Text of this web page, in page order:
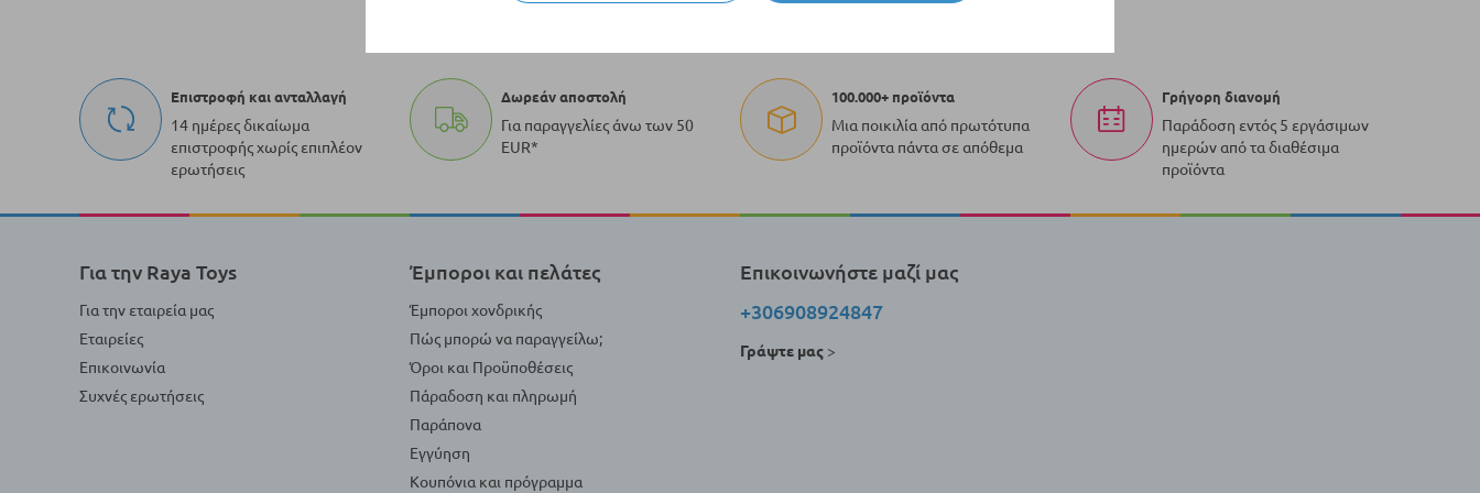
Επιστροφή και ανταλλαγή
14 ημέρες δικαίωμα
επιστροφής χωρίς επιπλέον
ερωτήσεις
Δωρεάν αποστολή
Για παραγγελίες άνω των 50
EUR*
100.000+ προϊόντα
Μια ποικιλία από πρωτότυπα
προϊόντα πάντα σε απόθεμα
Γρήγορη διανομή
Παράδοση εντός 5 εργάσιμων
ημερών από τα διαθέσιμα
προϊόντα
Για την Raya Toys
Για την εταιρεία μας
Εταιρείες
Επικοινωνία
Συχνές ερωτήσεις
Έμποροι και πελάτες
Έμποροι χονδρικής
Πώς μπορώ να παραγγείλω;
Όροι και Προϋποθέσεις
Πάραδοση και πληρωμή
Παράπονα
Εγγύηση
Κουπόνια και πρόγραμμα
Επικοινωνήστε μαζί μας
+306908924847
Γράψτε μας >